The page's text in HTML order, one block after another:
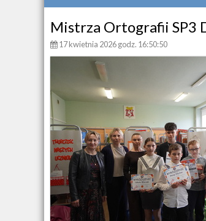
Mistrza Ortografii SP3
17 kwietnia 2026 godz. 16:50:50